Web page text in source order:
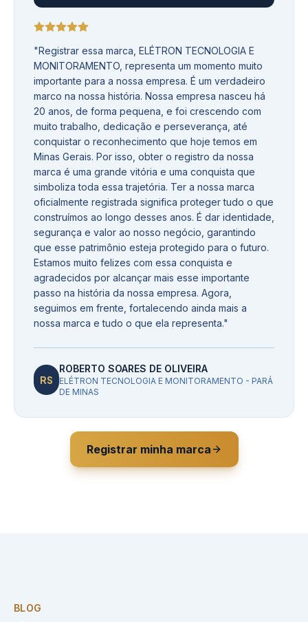
"Registrar essa marca, ELÉTRON TECNOLOGIA E
MONITORAMENTO, representa um momento muito
importante para a nossa empresa. É um verdadeiro
marco na nossa história. Nossa empresa nasceu há
20 anos, de forma pequena, e foi crescendo com
muito trabalho, dedicação e perseverança, até
conquistar o reconhecimento que hoje temos em
Minas Gerais. Por isso, obter o registro da nossa
marca é uma grande vitória e uma conquista que
simboliza toda essa trajetória. Ter a nossa marca
oficialmente registrada significa proteger tudo o que
construímos ao longo desses anos. É dar identidade,
segurança e valor ao nosso negócio, garantindo
que esse patrimônio esteja protegido para o futuro.
Estamos muito felizes com essa conquista e
agradecidos por alcançar mais esse importante
passo na história da nossa empresa. Agora,
seguimos em frente, fortalecendo ainda mais a
nossa marca e tudo o que ela representa."
RS
ROBERTO SOARES DE OLIVEIRA
ELÉTRON TECNOLOGIA E MONITORAMENTO - PARÁ
DE MINAS
Registrar minha marca
BLOG